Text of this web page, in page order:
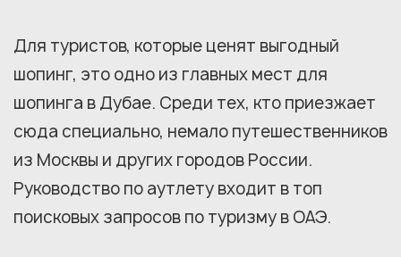
Для туристов, которые ценят выгодный
шопинг, это одно из главных мест для
шопинга в Дубае. Среди тех, кто приезжает
сюда специально, немало путешественников
из Москвы и других городов России.
Руководство по аутлету входит в топ
поисковых запросов по туризму в ОАЭ.